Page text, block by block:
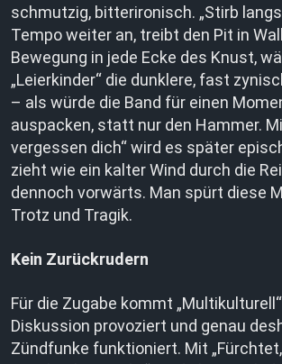
schmutzig, bitterironisch. „Stirb
Tempo weiter an, treibt den Pit in
Bewegung in jede Ecke des Knust,
„Leierkinder“ die dunklere, fast
– als würde die Band für einen
auspacken, statt nur den Hammer.
vergessen dich“ wird es später
zieht wie ein kalter Wind durch die
dennoch vorwärts. Man spürt diese
Trotz und Tragik.
Kein Zurückrudern
Für die Zugabe kommt
Diskussion provoziert und genau
Zündfunke funktioniert. Mit